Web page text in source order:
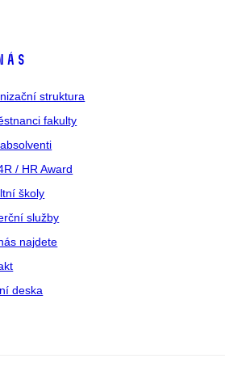
struktura
fakulty
/ HR Award
školy
služby
najdete
deska